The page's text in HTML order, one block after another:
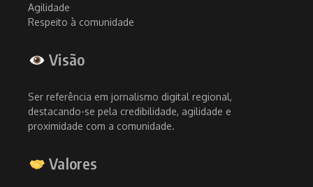
Agilidade
Respeito à comunidade
Visão
Ser referência em jornalismo digital regional,
destacando-se pela credibilidade, agilidade e
proximidade com a comunidade.
Valores